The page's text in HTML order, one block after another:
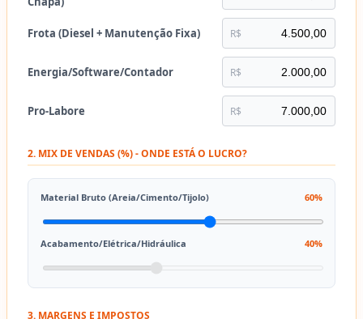
Frota (Diesel + Manutenção Fixa) R$
Energia/Software/Contador R$
Pro-Labore R$
2. MIX DE VENDAS (%) - ONDE ESTÁ O LUCRO?
Material Bruto (Areia/Cimento/Tijolo) 60%
Acabamento/Elétrica/Hidráulica 40%
3. MARGENS E IMPOSTOS